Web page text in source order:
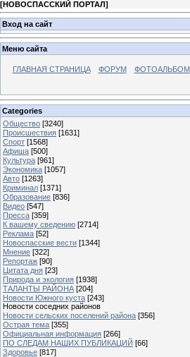
[НОВОСПАССКИЙ ПОРТАЛ]
Вход на сайт
Меню сайта
ГЛАВНАЯ СТРАНИЦА ФОРУМ ФОТОАЛЬБОМ
Categories
Общество [3240]
Происшествия [1631]
Спорт [1568]
Афиша [500]
Культура [961]
Экономика [1057]
Авто [1263]
Криминал [1371]
Образование [836]
Видео [547]
Пресса [359]
К вашему сведению [2714]
Реклама [52]
Новоспасские вести [1344]
Мнение [322]
Репортаж [90]
Цитата дня [23]
Природа и экология [1938]
ТАЛАНТЫ РАЙОНА [204]
Новости Южного куста [243]
Новости соседних районов
Новости сельских поселений района [356]
Острая тема [355]
Официальная информация [266]
ПО СЛЕДАМ НАШИХ ПУБЛИКАЦИЙ [66]
Здоровье [817]